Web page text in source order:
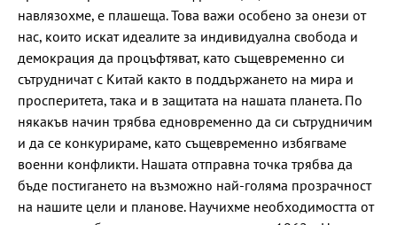
навлязохме, е плашеща. Това важи особено за онези от
нас, които искат идеалите за индивидуална свобода и
демокрация да процъфтяват, като същевременно си
сътрудничат с Китай както в поддържането на мира и
просперитета, така и в защитата на нашата планета. По
някакъв начин трябва едновременно да си сътрудничим
и да се конкурираме, като същевременно избягваме
военни конфликти. Нашата отправна точка трябва да
бъде постигането на възможно най-голяма прозрачност
на нашите цели и планове. Научихме необходимостта от